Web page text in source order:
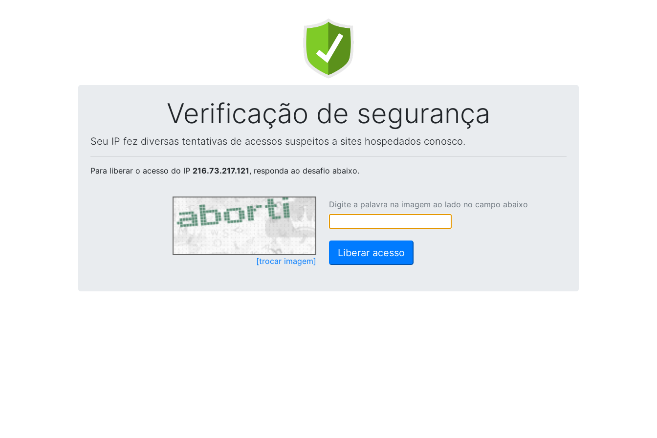
Verificação de segurança
Seu IP fez diversas tentativas de acessos suspeitos a sites hospedados conosco.
Para liberar o acesso do IP 216.73.217.121, responda ao desafio abaixo.
[trocar imagem]
Digite a palavra na imagem ao lado no campo abaixo